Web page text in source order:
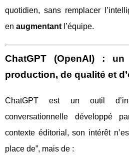
quotidien, sans remplacer
en augmentant l’équipe.
ChatGPT (OpenAI) : un
production, de qualité et
ChatGPT est un outil
conversationnelle développé
contexte éditorial, son intérêt
place de”, mais de :